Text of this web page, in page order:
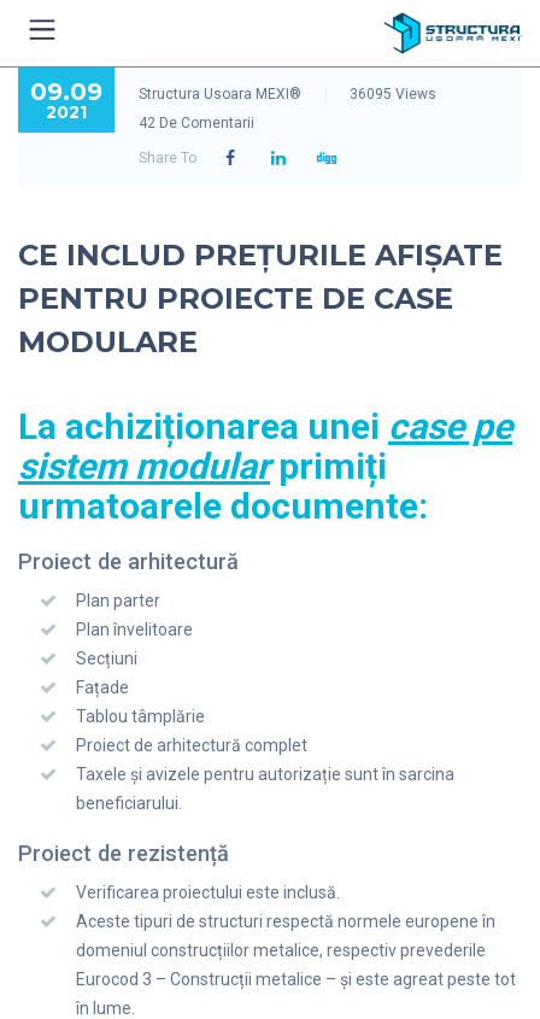
09.09
2021
Structura Usoara MEXI®
36095 Views
42 De Comentarii
Share To
CE INCLUD PREȚURILE AFIȘATE
PENTRU PROIECTE DE CASE
MODULARE
La achiziționarea unei case pe
sistem modularprimiți
urmatoarele documente:
Proiect de arhitectură
Plan parter
Plan învelitoare
Secțiuni
Fațade
Tablou tâmplărie
Proiect de arhitectură complet
Taxele și avizele pentru autorizație sunt în sarcina
beneficiarului.
Proiect de rezistență
Verificarea proiectului este inclusă.
Aceste tipuri de structuri respectă normele europene în
domeniul construcțiilor metalice, respectiv prevederile
Eurocod 3 – Construcții metalice – și este agreat peste tot
în lume.